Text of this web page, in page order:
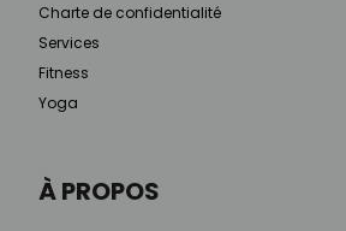
À PROPOS
Charte de confidentialité
Services
Fitness
Yoga